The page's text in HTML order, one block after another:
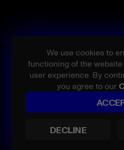
comerciais ou marcas registradas da
We use cookies to
functioning of the
user experience. By
you agree to our
DECLINE